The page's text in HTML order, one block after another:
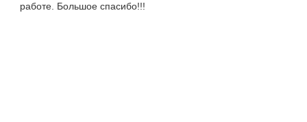
работе. Большое спасибо!!!